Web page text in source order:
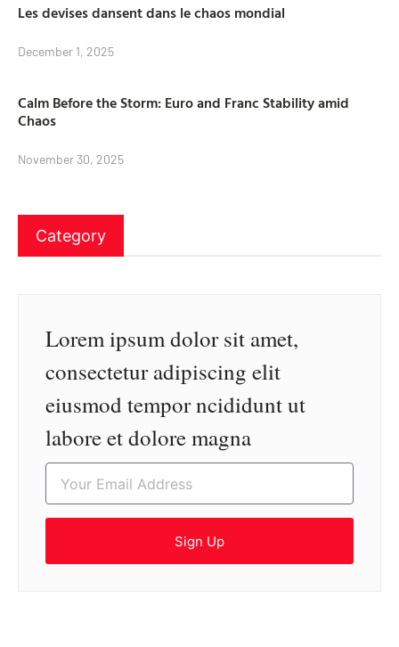
Les devises dansent dans le chaos mondial
December 1, 2025
Calm Before the Storm: Euro and Franc Stability amid
Chaos
November 30, 2025
Category
Lorem ipsum dolor sit amet,
consectetur adipiscing elit
eiusmod tempor ncididunt ut
labore et dolore magna
Sign Up